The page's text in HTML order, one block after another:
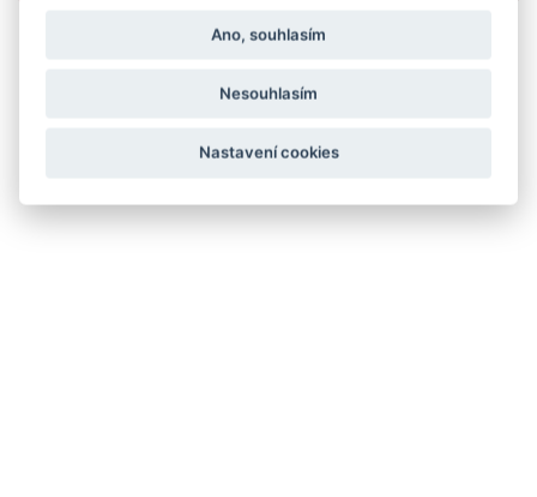
Ano, souhlasím
Nesouhlasím
Nastavení cookies